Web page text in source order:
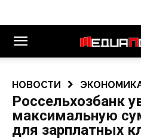
НОВОСТИ
Россельхозбанк
максимальную
для зарплатных